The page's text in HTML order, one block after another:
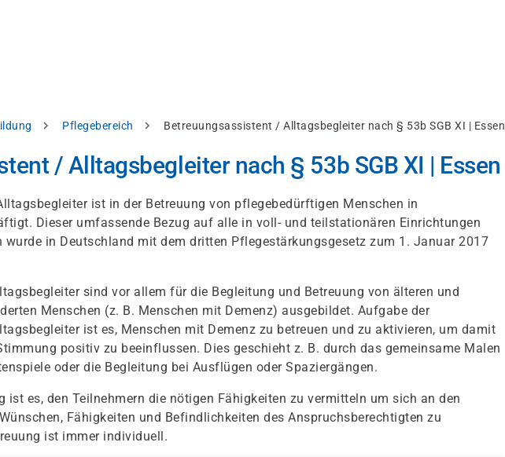
Pflegebereich Betreuungsassistent / Alltagsbegleiter nach § 53b SGB XI | Essen
/ Alltagsbegleiter nach § 53b SGB XI | Essen
ist in der Betreuung von pflegebedürftigen Menschen in
Dieser umfassende Bezug auf alle in voll- und teilstationären Einrichtungen
wurde in Deutschland mit dem dritten Pflegestärkungsgesetz zum 1. Januar 2017
sind vor allem für die Begleitung und Betreuung von älteren und
Menschen (z. B. Menschen mit Demenz) ausgebildet. Aufgabe der
ist es, Menschen mit Demenz zu betreuen und zu aktivieren, um damit
positiv zu beeinflussen. Dies geschieht z. B. durch das gemeinsame Malen
oder die Begleitung bei Ausflügen oder Spaziergängen.
ist es, den Teilnehmern die nötigen Fähigkeiten zu vermitteln um sich an den
Fähigkeiten und Befindlichkeiten des Anspruchsberechtigten zu
ist immer individuell.